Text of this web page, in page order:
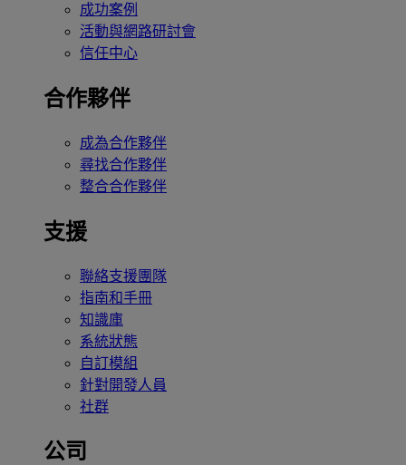
成功案例
活動與網路研討會
信任中心
合作夥伴
成為合作夥伴
尋找合作夥伴
整合合作夥伴
支援
聯絡支援團隊
指南和手冊
知識庫
系統狀態
自訂模組
針對開發人員
社群
公司